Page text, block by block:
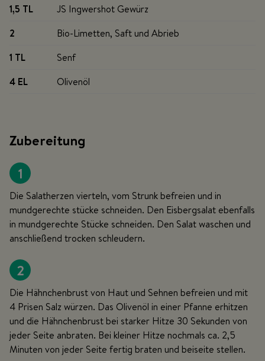
1,5 TL
JS Ingwershot Gewürz
2
Bio-Limetten, Saft und Abrieb
1 TL
Senf
4 EL
Olivenöl
Zubereitung
1
Die Salatherzen vierteln, vom Strunk befreien und in
mundgerechte stücke schneiden. Den Eisbergsalat ebenfalls
in mundgerechte Stücke schneiden. Den Salat waschen und
anschließend trocken schleudern.
2
Die Hähnchenbrust von Haut und Sehnen befreien und mit
4 Prisen Salz würzen. Das Olivenöl in einer Pfanne erhitzen
und die Hähnchenbrust bei starker Hitze 30 Sekunden von
jeder Seite anbraten. Bei kleiner Hitze nochmals ca. 2,5
Minuten von jeder Seite fertig braten und beiseite stellen.